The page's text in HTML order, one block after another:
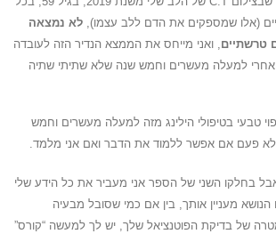
(אלו שמספקים את הדם ללב עצמו), לא נמצאה
טרשתיים, ואני מייחס את הממצא הנדיר הזה לעובדה
אחרי למעלה מעשרים וחמש שנה שלא שתיתי שתיה
טבעי בטיפולי הילינג מזה למעלה מעשרים וחמש
לא פעם אם אפשר ללמוד את הדבר ואם אני מלמד.
בחלקו השני של הספר אני מעביר את כל הידע שלי
מעניין אותך, בין אם כמי שסובל מבעיה
של בדיקת הפוטנציאל שלך, יש לך למעשה “קורס”